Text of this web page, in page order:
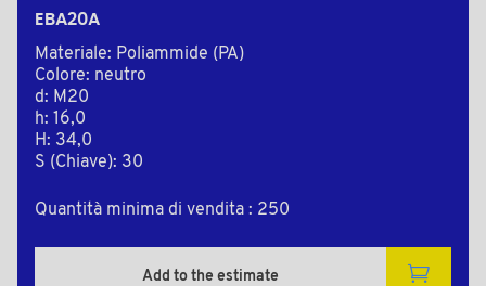
EBA20A
Materiale: Poliammide (PA)
Colore: neutro
d: M20
h: 16,0
H: 34,0
S (Chiave): 30
Quantità minima di vendita : 250
Add to the estimate